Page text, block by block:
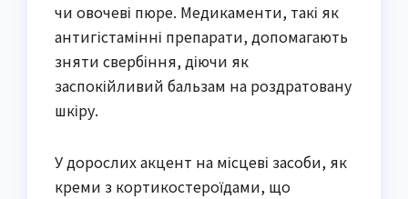
чи овочеві пюре. Медикаменти, такі як
антигістамінні препарати, допомагають
зняти свербіння, діючи як
заспокійливий бальзам на роздратовану
шкіру.
У дорослих акцент на місцеві засоби, як
креми з кортикостероїдами, що